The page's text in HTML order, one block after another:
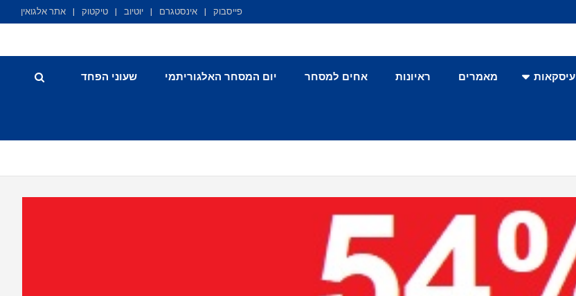
פייסבוק אינסטגרם יוטיוב טיקטוק אתר אלגואין
עיסקאות מאמרים ראיונות אחים למסחר יום המסחר האלגוריתמי שעוני הפחד